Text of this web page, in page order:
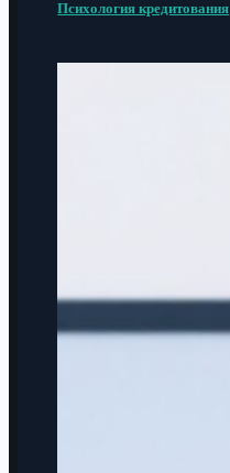
Психология кредитования